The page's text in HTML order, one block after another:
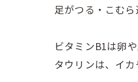
足がつる・こむら
ビタミンB1は卵
タウリンは、イ